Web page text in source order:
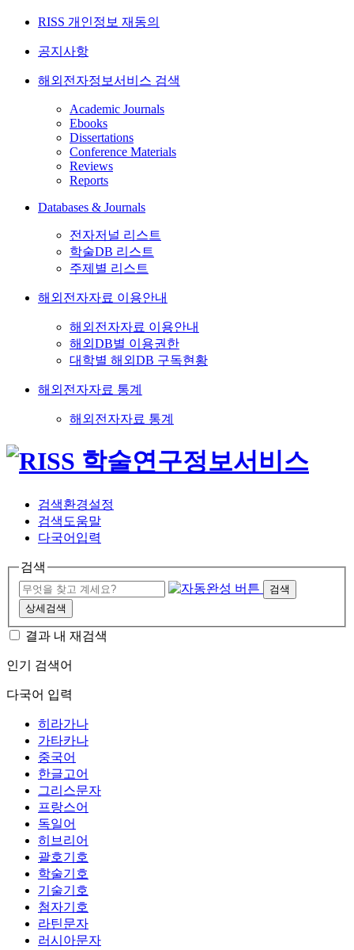
RISS 개인정보 재동의
공지사항
해외전자정보서비스 검색
Academic Journals
Ebooks
Dissertations
Conference Materials
Reviews
Reports
Databases & Journals
전자저널 리스트
학술DB 리스트
주제별 리스트
해외전자자료 이용안내
해외전자자료 이용안내
해외DB별 이용권한
대학별 해외DB 구독현황
해외전자자료 통계
해외전자자료 통계
검색환경설정
검색도움말
다국어입력
검색
검색
상세검색
결과 내 재검색
인기 검색어
다국어 입력
히라가나
가타카나
중국어
한글고어
그리스문자
프랑스어
독일어
히브리어
괄호기호
학술기호
기술기호
첨자기호
라틴문자
러시아문자